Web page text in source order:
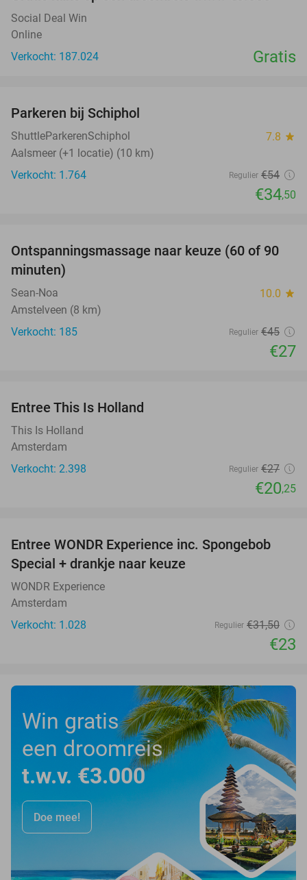
Social Deal Win
Online
Verkocht: 187.024
Gratis
Parkeren bij Schiphol
ShuttleParkerenSchiphol 7.8 star
Aalsmeer (+1 locatie) (10 km)
Verkocht: 1.764
Regulier €54
€34,50
40%
Ontspanningsmassage naar keuze (60 of 90
minuten)
Sean-Noa 10.0 star
Amstelveen (8 km)
Verkocht: 185
Regulier €45
€27
Entree This Is Holland
This Is Holland
Amsterdam
Verkocht: 2.398
Regulier €27
€20,25
27%
Entree WONDR Experience inc. Spongebob
Special + drankje naar keuze
WONDR Experience
Amsterdam
Verkocht: 1.028
Regulier €31,50
€23
Win gratis
een droomreis
t.w.v. €3.000
Doe mee!